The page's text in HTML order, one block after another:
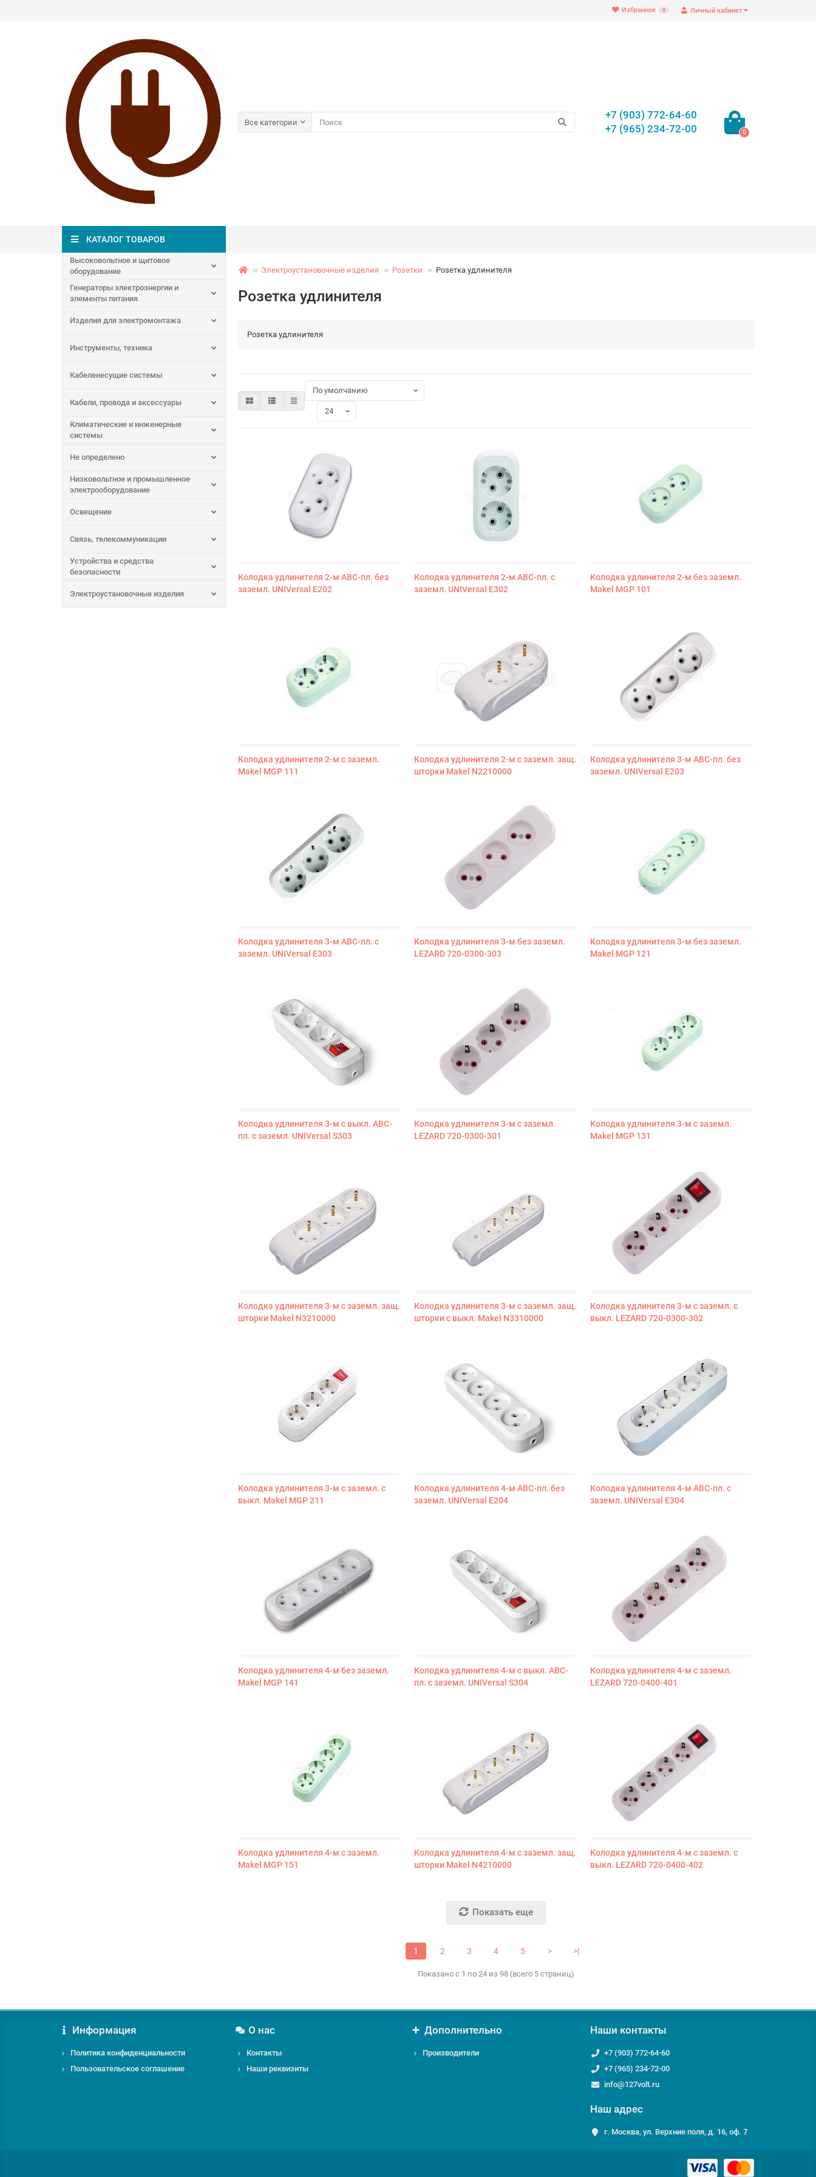
Личный кабинет
Избранное 0
Все категории
+7 (903) 772-64-60
+7 (965) 234-72-00
0
КАТАЛОГ ТОВАРОВ
Высоковольтное и щитовое
оборудование
Генераторы электроэнергии и
элементы питания
Изделия для электромонтажа
Инструменты, техника
Кабеленесущие системы
Кабели, провода и аксессуары
Климатические и инженерные
системы
Не определено
Низковольтное и промышленное
электрооборудование
Освещение
Связь, телекоммуникации
Устройства и средства
безопасности
Электроустановочные изделия
Электроустановочные изделия Розетки Розетка удлинителя
Розетка удлинителя
Розетка удлинителя
Колодка удлинителя 2-м АВС-пл. без
заземл. UNIVersal E202
Колодка удлинителя 2-м АВС-пл. с
заземл. UNIVersal E302
Колодка удлинителя 2-м без заземл.
Makel MGP 101
Колодка удлинителя 2-м с заземл.
Makel MGP 111
Колодка удлинителя 2-м с заземл. защ.
шторки Makel N2210000
Колодка удлинителя 3-м АВС-пл. без
заземл. UNIVersal E203
Колодка удлинителя 3-м АВС-пл. с
заземл. UNIVersal E303
Колодка удлинителя 3-м без заземл.
LEZARD 720-0300-303
Колодка удлинителя 3-м без заземл.
Makel MGP 121
Колодка удлинителя 3-м с выкл. АВС-
пл. с заземл. UNIVersal S303
Колодка удлинителя 3-м с заземл.
LEZARD 720-0300-301
Колодка удлинителя 3-м с заземл.
Makel MGP 131
Колодка удлинителя 3-м с заземл. защ.
шторки Makel N3210000
Колодка удлинителя 3-м с заземл. защ.
шторки с выкл. Makel N3310000
Колодка удлинителя 3-м с заземл. с
выкл. LEZARD 720-0300-302
Колодка удлинителя 3-м с заземл. с
выкл. Makel MGP 211
Колодка удлинителя 4-м АВС-пл. без
заземл. UNIVersal E204
Колодка удлинителя 4-м АВС-пл. с
заземл. UNIVersal E304
Колодка удлинителя 4-м без заземл.
Makel MGP 141
Колодка удлинителя 4-м с выкл. АВС-
пл. с заземл. UNIVersal S304
Колодка удлинителя 4-м с заземл.
LEZARD 720-0400-401
Колодка удлинителя 4-м с заземл.
Makel MGP 151
Колодка удлинителя 4-м с заземл. защ.
шторки Makel N4210000
Колодка удлинителя 4-м с заземл. с
выкл. LEZARD 720-0400-402
Показать еще
1 2 3 4 5 > >|
Показано с 1 по 24 из 98 (всего 5 страниц)
Информация
Политика конфиденциальности
Пользовательское соглашение
О нас
Контакты
Наши реквизиты
Дополнительно
Производители
Наши контакты
+7 (903) 772-64-60
+7 (965) 234-72-00
info@127volt.ru
Наш адрес
г. Москва, ул. Верхние поля, д. 16, оф. 7